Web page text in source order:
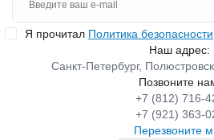
Я прочитал Политика безопасности
Наш адрес:
Санкт-Петербург,
Позвоните
+7 (812) 716-
+7 (921) 363-
Перезвоните